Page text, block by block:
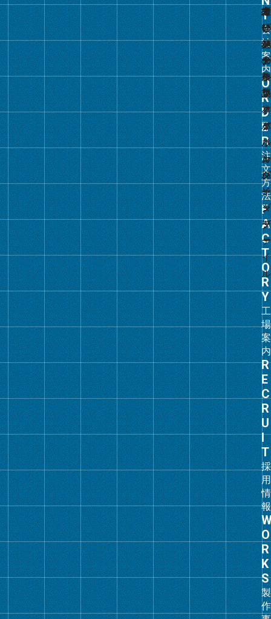
会
社
案
内
ン
ク
注
文
方
法
グ
ル
ー
プ
リ
ン
ク
工
場
案
内
グ
ル
ー
プ
リ
ン
ク
採
用
情
報
グ
ル
ー
プ
リ
ン
ク
製
作
グ
ル
ー
プ
リ
ン
オ
リ
ジ
ナ
ル
フ
ァ
イ
ル
・
バ
イ
ン
ダ
ー
白
い
フ
ァ
イ
ル
・
バ
イ
ン
ダ
ー
ス
ー
パ
ー
ク
リ
ス
タ
ル
カ
レ
ン
ダ
ー
カ
レ
ン
ダ
ー
製
本
オ
リ
ジ
ナ
ル
ク
リ
ア
ホ
ル
ダ
ー
・
フ
ァ
イ
ル
タ
ビ
メ
モ
リ
そ
の
他
の
製
品
綴
じ
具